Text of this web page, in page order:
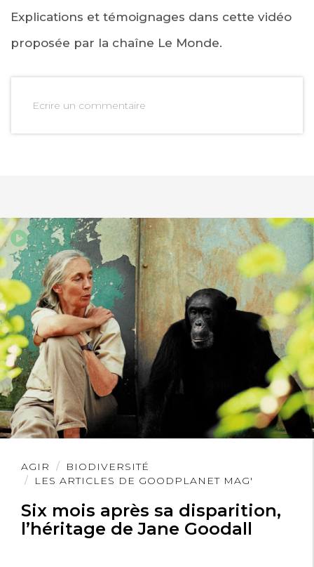
Explications et témoignages dans cette vidéo
proposée par la chaîne Le Monde.
Ecrire un commentaire
AGIR
BIODIVERSITÉ
LES ARTICLES DE GOODPLANET MAG'
Six mois après sa disparition,
l’héritage de Jane Goodall
Lire
l'article